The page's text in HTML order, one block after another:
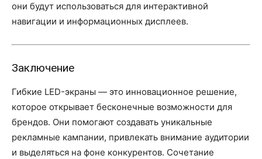
они будут использоваться для интерактивной
навигации и информационных дисплеев.
Заключение
Гибкие LED-экраны — это инновационное решение,
которое открывает бесконечные возможности для
брендов. Они помогают создавать уникальные
рекламные кампании, привлекать внимание аудитории
и выделяться на фоне конкурентов. Сочетание